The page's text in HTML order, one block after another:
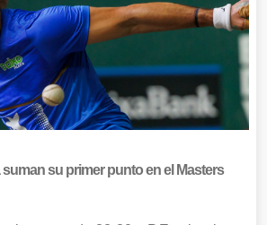
suman su primer punto en el Masters